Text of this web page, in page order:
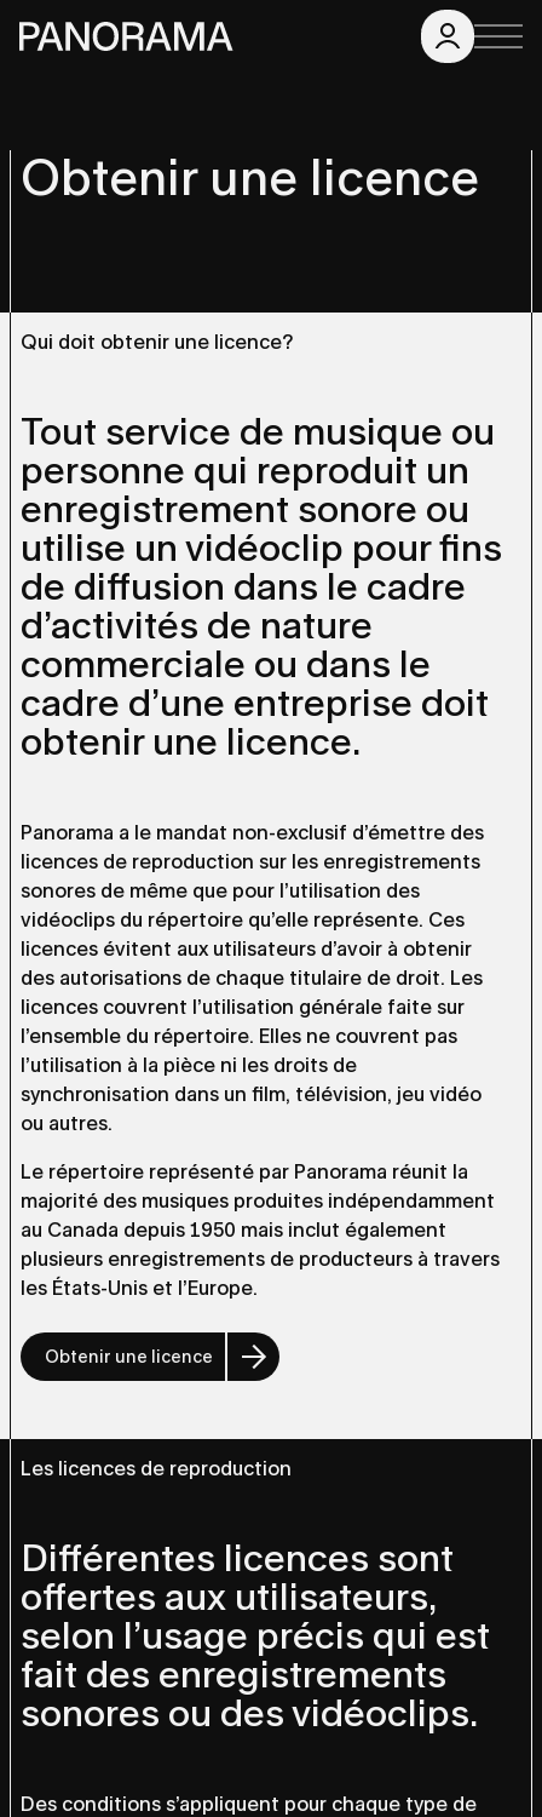
Obtenir une licence
Qui doit obtenir une licence?
Tout service de musique ou
personne qui reproduit un
enregistrement sonore ou
utilise un vidéoclip pour fins
de diffusion dans le cadre
d’activités de nature
commerciale ou dans le
cadre d’une entreprise doit
obtenir une licence.
Panorama a le mandat non-exclusif d’émettre des
licences de reproduction sur les enregistrements
sonores de même que pour l’utilisation des
vidéoclips du répertoire qu’elle représente. Ces
licences évitent aux utilisateurs d’avoir à obtenir
des autorisations de chaque titulaire de droit. Les
licences couvrent l’utilisation générale faite sur
l’ensemble du répertoire. Elles ne couvrent pas
l’utilisation à la pièce ni les droits de
synchronisation dans un film, télévision, jeu vidéo
ou autres.
Le répertoire représenté par Panorama réunit la
majorité des musiques produites indépendamment
au Canada depuis 1950 mais inclut également
plusieurs enregistrements de producteurs à travers
les États-Unis et l’Europe.
Obtenir une licence
Les licences de reproduction
Différentes licences sont
offertes aux utilisateurs,
selon l’usage précis qui est
fait des enregistrements
sonores ou des vidéoclips.
Des conditions s’appliquent pour chaque type de